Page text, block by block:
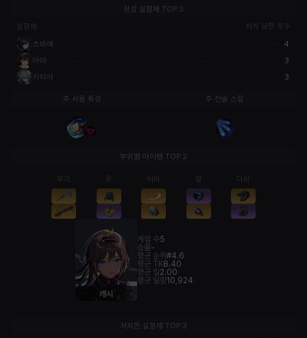
상성 실험체 TOP 3
실험체
처치 당한 횟수
츠바메
아야
카티야
4
3
3
주 사용 특성 주 전술 스킬
부위별 아이템 TOP 2
무기 옷 머리 팔 다리
캐시
게임 수5
승률-
평균 순위 #4.6
평균 TK8.40
평균 킬2.00
평균 딜량10,924
처치한 실험체 TOP 3